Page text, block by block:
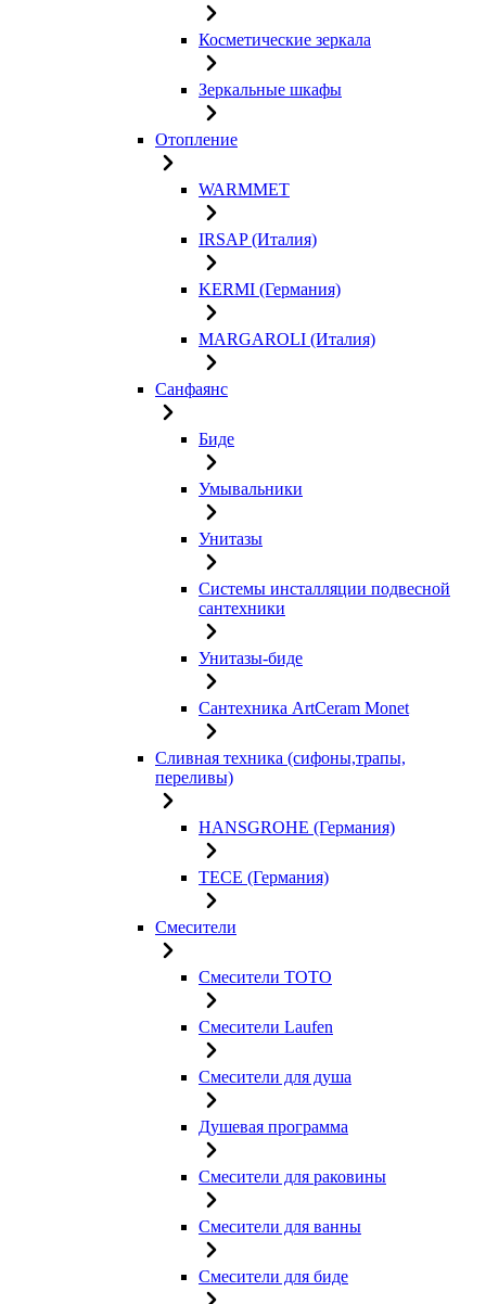
Косметические зеркала
Зеркальные шкафы
Отопление
WARMMET
IRSAP (Италия)
KERMI (Германия)
MARGAROLI (Италия)
Санфаянс
Биде
Умывальники
Унитазы
Системы инсталляции подвесной
сантехники
Унитазы-биде
Сантехника ArtCeram Monet
Сливная техника (сифоны,трапы,
переливы)
HANSGROHE (Германия)
TECE (Германия)
Смесители
Смесители TOTO
Смесители Laufen
Смесители для душа
Душевая программа
Смесители для раковины
Смесители для ванны
Смесители для биде